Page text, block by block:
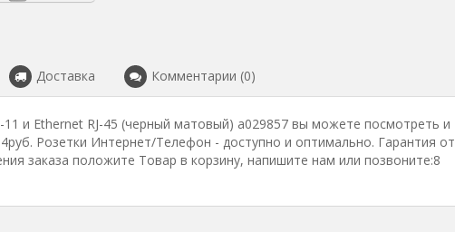
Доставка Комментарии (0)
11 и Еthernet RJ-45 (черный матовый) a029857 вы можете посмотреть и
Розетки Интернет/Телефон - доступно и оптимально. Гарантия от
заказа положите Товар в корзину, напишите нам или позвоните:8